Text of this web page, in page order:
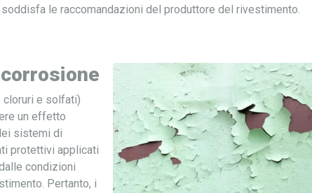
le raccomandazioni del produttore del rivestimento.
cloruri e solfati)
un effetto
sistemi di
protettivi applicati
condizioni
Pertanto, i